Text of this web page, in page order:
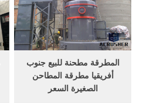
المطرقة مطحنة للبيع جنوب
أفريقيا مطرقة المطاحن
الصغيرة السعر